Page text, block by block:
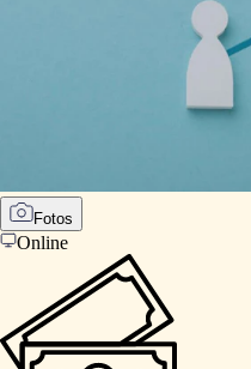
Fotos
Online